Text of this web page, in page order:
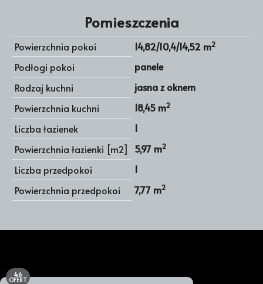
Pomieszczenia
Powierzchnia pokoi 14,82/10,4/14,52 m2
Podłogi pokoi
panele
Rodzaj kuchni
jasna z oknem
Powierzchnia kuchni
18,45 m2
Liczba łazienek
1
Powierzchnia łazienki [m2]
5,97 m2
Liczba przedpokoi
1
Powierzchnia przedpokoi
7,77 m2
46
OFERT